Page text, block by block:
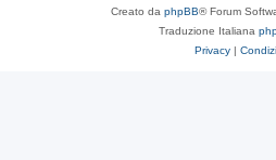
Creato da phpBB® Forum
Traduzione Italiana
Privacy |